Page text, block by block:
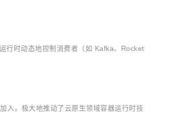
行时动态地控制消费者（如 Kafka、Rocket
，极大地推动了云原生领域容器运行时技